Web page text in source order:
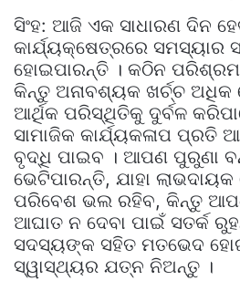
ସିଂହ: ଆଜି ଏକ ସାଧାରଣ ଦିନ
କାର୍ଯ୍ୟକ୍ଷେତ୍ରରେ ସମସ୍ୟାର
ହୋଇପାରନ୍ତି । କଠିନ
କିନ୍ତୁ ଅନାବଶ୍ୟକ ଖର୍ଚ୍ଚ ଅଧିକ
ଆର୍ଥିକ ପରିସ୍ଥିତିକୁ ଦୁର୍ବଳ
ସାମାଜିକ କାର୍ଯ୍ୟକଳାପ
ବୃଦ୍ଧି ପାଇବ । ଆପଣ ପୁରୁଣା
ଭେଟିପାରନ୍ତି, ଯାହା ଲାଭଦାୟକ
ପରିବେଶ ଭଲ ରହିବ, କିନ୍ତୁ
ଆଘାତ ନ ଦେବା ପାଇଁ ସତର୍କ
ସଦସ୍ୟଙ୍କ ସହିତ ମତଭେଦ
ସ୍ୱାସ୍ଥ୍ୟର ଯତ୍ନ ନିଅନ୍ତୁ ।